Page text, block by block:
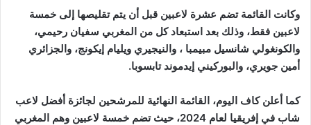
وكانت القائمة تضم عشرة لاعبين قبل أن يتم تقليصها إلى خمسة
لاعبين فقط، وذلك بعد استبعاد كل من المغربي سفيان رحيمي،
والكونغولي شانسيل مبيمبا ، والنيجيري ويليام إيكونج، والجزائري
أمين جويري، والبوركيني إيدموند تابسوبا.
كما أعلن كاف اليوم، القائمة النهائية للمرشحين لجائزة أفضل لاعب
شاب في إفريقيا لعام 2024، حيث تضم خمسة لاعبين وهم المغربي